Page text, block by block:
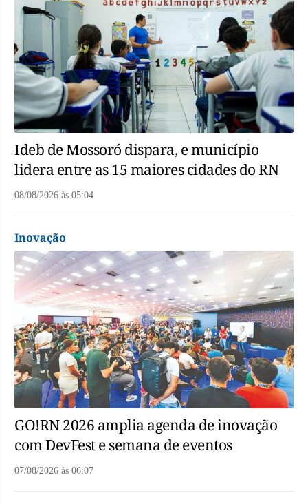
Ideb de Mossoró dispara, e município
lidera entre as 15 maiores cidades do RN
08/08/2026 às 05:04
Inovação
GO!RN 2026 amplia agenda de inovação
com DevFest e semana de eventos
07/08/2026 às 06:07